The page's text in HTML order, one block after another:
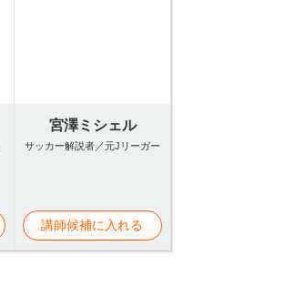
宮澤ミシェル
サッカー解説者／元Jリーガー
講師候補に入れる